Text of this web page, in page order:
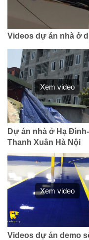
Videos dự án nhà ở
Xem video
Dự án nhà ở Hạ Đình-
Thanh Xuân Hà Nội
Xem video
Videos dự án demo